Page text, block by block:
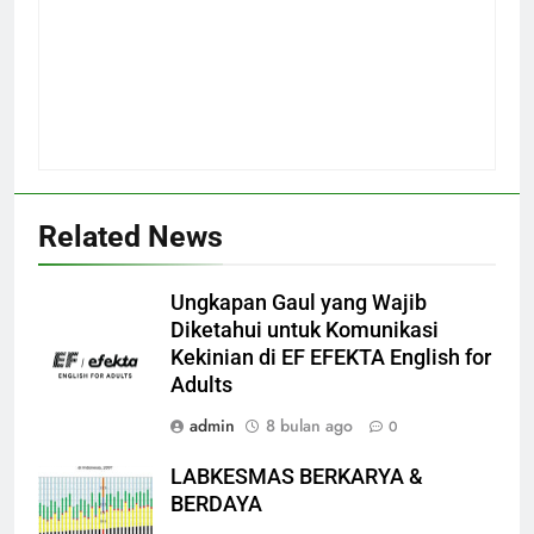
Related News
Ungkapan Gaul yang Wajib
Diketahui untuk Komunikasi
Kekinian di EF EFEKTA English for
Adults
admin
8 bulan ago 0
LABKESMAS BERKARYA &
BERDAYA